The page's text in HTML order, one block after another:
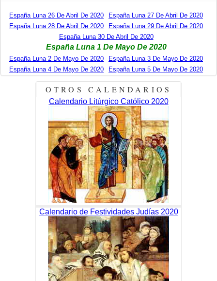
España Luna 26 De Abril De 2020
España Luna 27 De Abril De 2020
España Luna 28 De Abril De 2020
España Luna 29 De Abril De 2020
España Luna 30 De Abril De 2020
España Luna 1 De Mayo De 2020
España Luna 2 De Mayo De 2020
España Luna 3 De Mayo De 2020
España Luna 4 De Mayo De 2020
España Luna 5 De Mayo De 2020
OTROS CALENDARIOS
Calendario Litúrgico Católico 2020
Calendario de Festividades Judías 2020